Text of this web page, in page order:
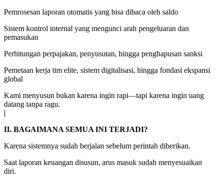
Pemrosesan laporan otomatis yang bisa dibaca oleh saldo
Sistem kontrol internal yang mengunci arah pengeluaran dan
pemasukan
Perhitungan perpajakan, penyusutan, hingga penghapusan sanksi
Pemetaan kerja tim elite, sistem digitalisasi, hingga fondasi ekspansi
global
Kami menyusun bukan karena ingin rapi—tapi karena ingin uang
datang tanpa ragu.
|
II. BAGAIMANA SEMUA INI TERJADI?
Karena sistemnya sudah berjalan sebelum perintah diberikan.
Saat laporan keuangan disusun, arus masuk sudah menyesuaikan
diri.